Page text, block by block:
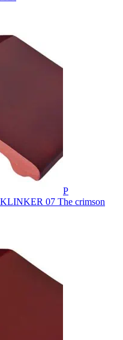
07 The crimson